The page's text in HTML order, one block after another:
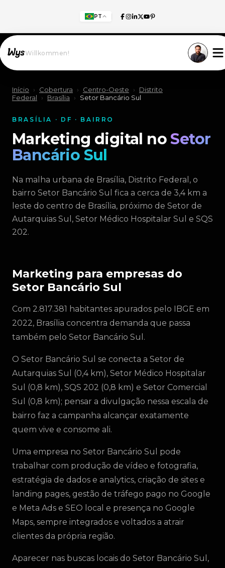
PT
Willkommen!
Início › Cobertura › Centro-Oeste ›
Distrito
Federal
› Brasília › Setor Bancário Sul
BRASÍLIA · DF · BAIRRO
Marketing digital noSetor
Bancário Sul
Na malha urbana de Brasília, Distrito Federal, o
bairro Setor Bancário Sul fica a cerca de 3,4 km a
leste do centro de Brasília, próximo de Setor de
Autarquias Sul, Setor Médico Hospitalar Sul e SQS
202.
Marketing para empresas do
Setor Bancário Sul
Com 2.817.381 habitantes apurados pelo IBGE em
2022, Brasília concentra demanda que passa
também pelo Setor Bancário Sul.
O Setor Bancário Sul se conecta a Setor de
Autarquias Sul (0,4 km), Setor Médico Hospitalar
Sul (0,8 km), SQS 202 (0,8 km) e Setor Comercial
Sul (0,8 km); pensar a divulgação nessa escala de
bairro faz a campanha alcançar exatamente
quem vive e consome ali.
Uma empresa no Setor Bancário Sul pode
trabalhar com produção de vídeo e fotografia,
estratégia de dados e analytics, criação de sites e
landing pages, gestão de tráfego pago no Google
e Meta Ads e SEO local e presença no Google
Maps, sempre integrados e voltados a atrair
clientes da própria região.
Aparecer nas buscas locais do Setor Bancário Sul,